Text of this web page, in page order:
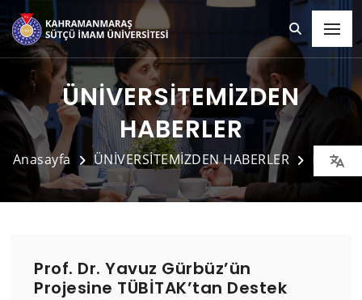
ÜNİVERSİTEMİZDEN
HABERLER
Anasayfa ÜNİVERSİTEMİZDEN HABERLER Detay
Prof. Dr. Yavuz Gürbüz’ün
Projesine TÜBİTAK’tan Destek